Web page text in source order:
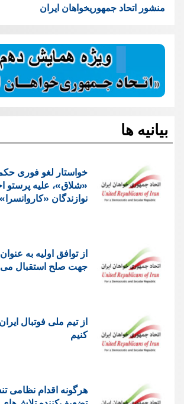
منشور اتحاد جمهوریخواهان ایران
بیانیه ها
خواستار لغو فوری
«شلاق»، علیه پرستو
نوازندگان
از توافق اولیه به
جهت صلح استقبال می
از تیم ملی فوتبال
کنیم
هرگونه اقدام نظامی